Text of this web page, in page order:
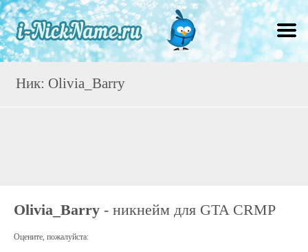
Ник: Olivia_Barry
Olivia_Barry - никнейм для GTA CRMP
Оцените, пожалуйста: